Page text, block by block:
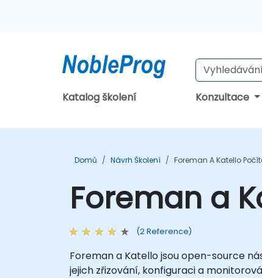
Katalog školení Konzultace
Domů Návrh Školení Foreman A Katello
Foreman a
(2 Reference)
Foreman a Katello jsou open-source
jejich zřizování, konfiguraci a